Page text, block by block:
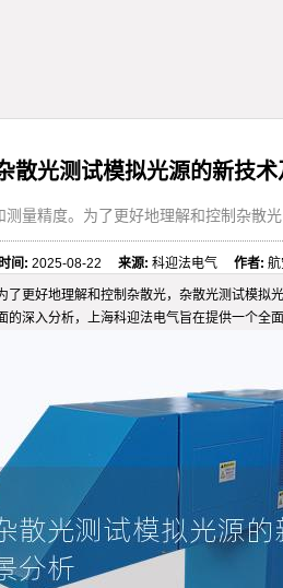
散光测试模拟光源的新技
量精度。为了更好地理解和控制杂散
间: 2025-08-22来源: 科迎法电气作者:
更好地理解和控制杂散光，杂散光测试模
深入分析，上海科迎法电气旨在提供一个全